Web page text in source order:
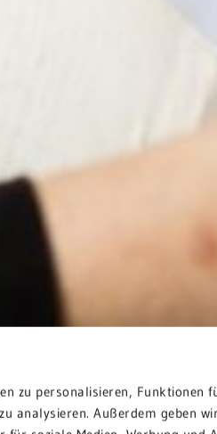
zu personalisieren, Funktionen
analysieren. Außerdem geben